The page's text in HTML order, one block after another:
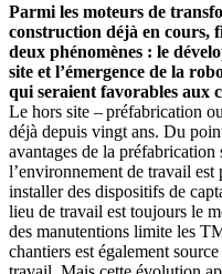
Parmi les moteurs de
construction déjà en cours,
deux phénomènes : le
site et l’émergence de la
qui seraient favorables aux
Le hors site – préfabrication
déjà depuis vingt ans. Du
avantages de la
l’environnement de travail
installer des dispositifs de
lieu de travail est toujours le
des manutentions limite les
chantiers est également